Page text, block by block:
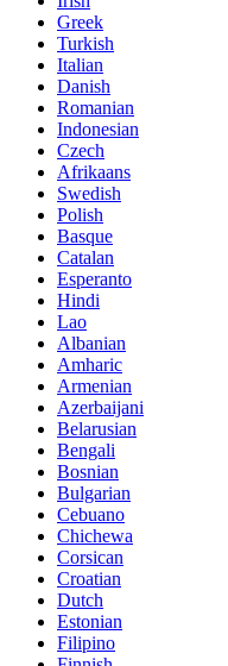
Greek
Turkish
Italian
Danish
Romanian
Indonesian
Czech
Afrikaans
Swedish
Polish
Basque
Catalan
Esperanto
Hindi
Lao
Albanian
Amharic
Armenian
Azerbaijani
Belarusian
Bengali
Bosnian
Bulgarian
Cebuano
Chichewa
Corsican
Croatian
Dutch
Estonian
Filipino